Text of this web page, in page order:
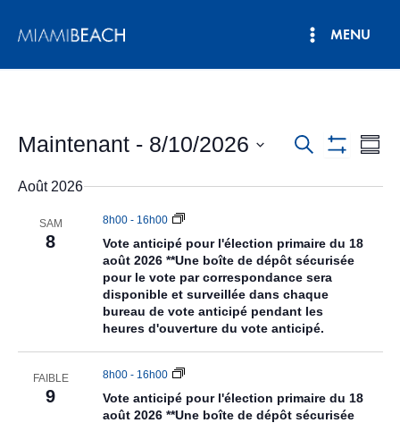
MENU
Recherche
et
de
vues
Recherche
Maintenant - 8/10/2026
la
Août 2026
SAM
8
8h00- 16h00
Vote anticipé pour l'élection primaire du 18
août 2026 **Une boîte de dépôt sécurisée
pour le vote par correspondance sera
disponible et surveillée dans chaque
bureau de vote anticipé pendant les
heures d'ouverture du vote anticipé.
FAIBLE
9
8h00- 16h00
Vote anticipé pour l'élection primaire du 18
août 2026 **Une boîte de dépôt sécurisée